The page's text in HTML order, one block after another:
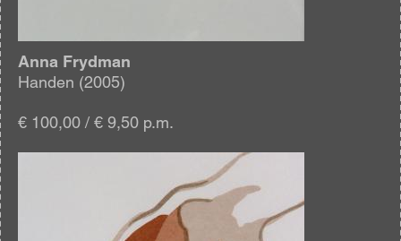
Anna Frydman
Handen (2005)
€ 100,00 / € 9,50 p.m.